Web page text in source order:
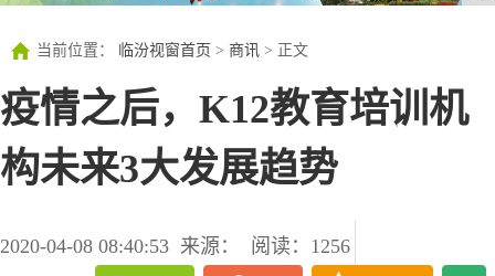
当前位置： 临汾视窗首页 > 商讯 > 正文
疫情之后，K12教育培训机
构未来3大发展趋势
2020-04-08 08:40:53 来源： 阅读：1256